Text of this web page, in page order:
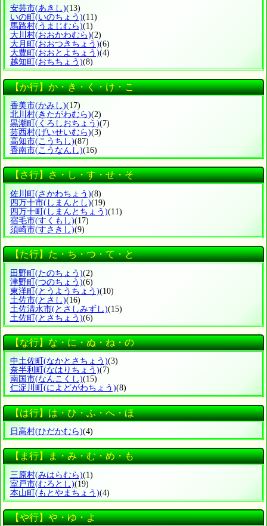
安芸市(あきし)(13)
いの町 (いのちょう)(11)
馬路村(うまじむら)(1)
大川村(おおかわむら)(2)
大月町 (おおつきちょう)(6)
大豊町 (おおとよちょう)(4)
越知町 (おちちょう)(8)
【か行】か・き・く・け・こ
香美市(かみし)(17)
北川村(きたがわむら)(2)
黒潮町 (くろしおちょう)(7)
芸西村(げいせいむら)(3)
高知市(こうちし)(87)
香南市(こうなんし)(16)
【さ行】さ・し・す・せ・そ
佐川町 (さかわちょう)(8)
四万十市(しまんとし)(19)
四万十町 (しまんとちょう)(11)
宿毛市(すくもし)(17)
須崎市(すさきし)(9)
【た行】た・ち・つ・て・と
田野町(たのちょう)(2)
津野町(つのちょう)(6)
東洋町(とうようちょう)(10)
土佐市(とさし)(16)
土佐清水市(とさしみずし)(15)
土佐町(とさちょう)(6)
【な行】な・に・ぬ・ね・の
中土佐町 (なかとさちょう)(3)
奈半利町 (なはりちょう)(7)
南国市(なんこくし)(15)
仁淀川町 (によどがわちょう)(8)
【は行】は・ひ・ふ・へ・ほ
日高村(ひだかむら)(4)
【ま行】ま・み・む・め・も
三原村(みはらむら)(1)
室戸市(むろとし)(19)
本山町 (もとやまちょう)(4)
【や行】や・ゆ・よ